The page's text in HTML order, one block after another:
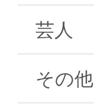
芸人
その他